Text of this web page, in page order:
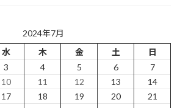
2024年7月
水 木 金 土
日
3 4 5 6
7
10 11 12 13
14
17 18 19 20
21